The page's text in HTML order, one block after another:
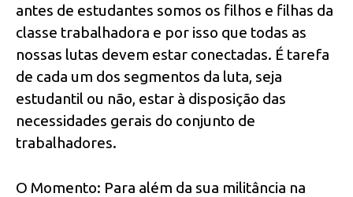
antes de estudantes somos os filhos e filhas da
classe trabalhadora e por isso que todas as
nossas lutas devem estar conectadas. É tarefa
de cada um dos segmentos da luta, seja
estudantil ou não, estar à disposição das
necessidades gerais do conjunto de
trabalhadores.
O Momento: Para além da sua militância na